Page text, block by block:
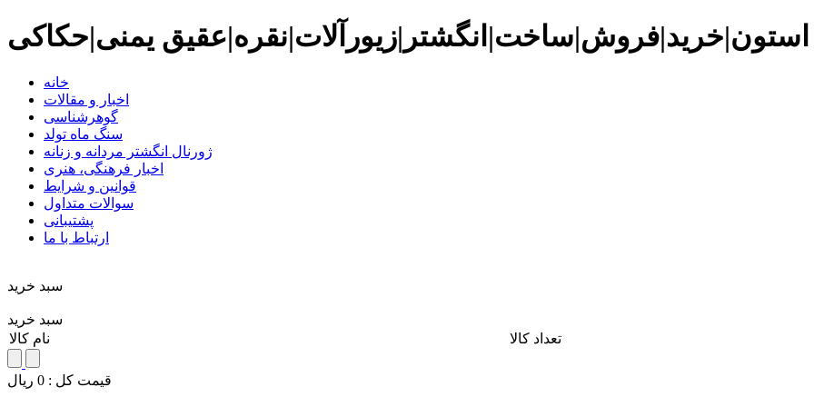
استون|خرید|فروش|ساخت|انگشتر|زیورآلات|نقره|عقیق یمنی|حکاکی
خانه
اخبار و مقالات
گوهرشناسی
سنگ ماه تولد
ژورنال انگشتر مردانه و زنانه
اخبار فرهنگی، هنری
قوانین و شرایط
سوالات متداول
پشتیبانی
ارتباط با ما
سبد خريد
سبد خرید
نام کالا
تعداد کالا
قيمت کل : 0 ريال